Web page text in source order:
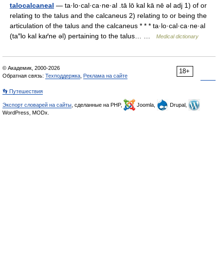
talocalcaneal — ta·lo·cal·ca·ne·al .tā lō kal kā nē əl adj 1) of or
relating to the talus and the calcaneus 2) relating to or being the
articulation of the talus and the calcaneus * * * ta·lo·cal·ca·ne·al
(ta″lo kal kaґne əl) pertaining to the talus… …
Medical dictionary
18+
© Академик, 2000-2026
Обратная связь: Техподдержка Реклама на сайте
👣 Путешествия
Экспорт словарей на сайты , сделанные на PHP, Joomla,
Drupal,
WordPress, MODx.